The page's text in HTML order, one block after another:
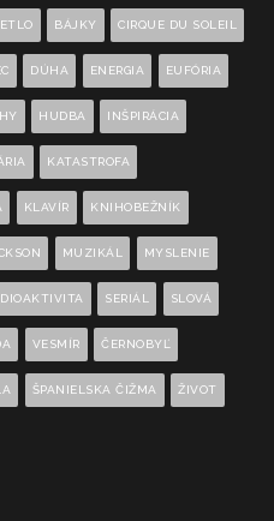
BÁJKY CIRQUE DU SOLEIL
DÚHA ENERGIA EUFÓRIA
HUDBA INŠPIRÁCIA
KATASTROFA
KLAVÍR KNIHOBEŽNÍK
MUZIKÁL MYSLENIE
SERIÁL SLOVÁ
VESMÍR ČERNOBYĽ
ŠPANIELSKA ČIŽMA ŽIVOT